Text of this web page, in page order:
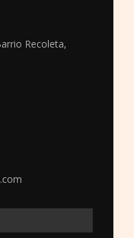
Recoleta,